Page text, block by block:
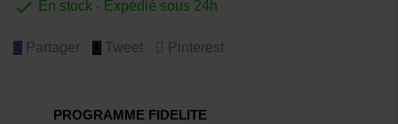
 En stock - Expédié sous 24h
Partager Tweet Pinterest
PROGRAMME FIDELITE